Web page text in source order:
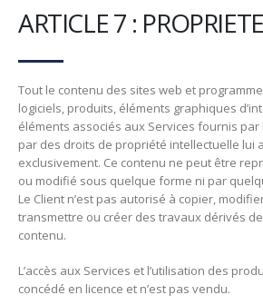
ARTICLE 7 : PROPRIETE
Tout le contenu des sites web et
logiciels, produits, éléments graphiques
éléments associés aux Services fournis par
par des droits de propriété intellectuelle lui
exclusivement. Ce contenu ne peut être
ou modifié sous quelque forme ni par
Le Client n’est pas autorisé à copier,
transmettre ou créer des travaux dérivés
contenu.
L’accès aux Services et l’utilisation des
concédé en licence et n’est pas vendu.